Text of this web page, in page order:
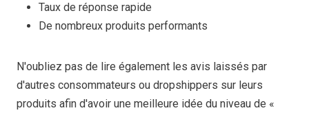
Taux de réponse rapide
De nombreux produits performants
N'oubliez pas de lire également les avis laissés par
d'autres consommateurs ou dropshippers sur leurs
produits afin d'avoir une meilleure idée du niveau de «